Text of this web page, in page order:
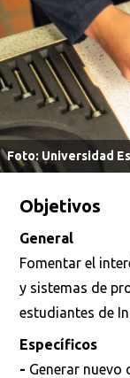
Foto: Universidad
Garavito.
Objetivos
General
Fomentar el
y sistemas de
estudiantes de
Específicos
- Generar nuevo